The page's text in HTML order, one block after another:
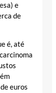
e
de
é, até
euros